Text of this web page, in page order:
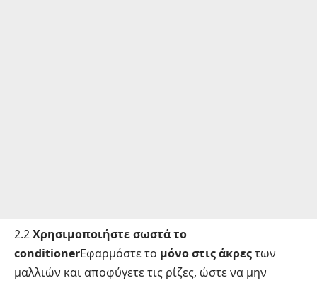
2.2Χρησιμοποιήστε σωστά το
conditionerΕφαρμόστε το μόνο στις άκρεςτων
μαλλιών και αποφύγετε τις ρίζες, ώστε να μην